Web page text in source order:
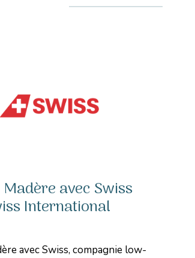
avec Swiss
International
avec Swiss, compagnie low-